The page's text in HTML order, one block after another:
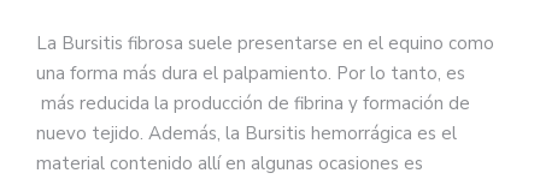
La Bursitis fibrosa suele presentarse en el equino como
una forma más dura el palpamiento. Por lo tanto, es
más reducida la producción de fibrina y formación de
nuevo tejido. Además, la Bursitis hemorrágica es el
material contenido allí en algunas ocasiones es